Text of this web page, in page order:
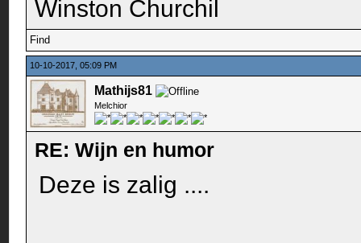
Winston Churchil
Find
10-10-2017, 05:09 PM
Mathijs81
Melchior
RE: Wijn en humor
Deze is zalig ....